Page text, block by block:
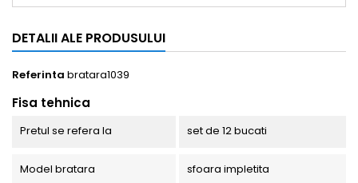
DETALII ALE PRODUSULUI
Referinta bratara1039
Fisa tehnica
Pretul se refera la set de 12 bucati
Model bratara sfoara impletita